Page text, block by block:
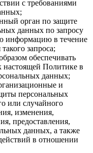
с требованиями
орган по защите
данных по запросу
информацию в течение
запроса;
обеспечивать
настоящей Политике в
данных;
и
персональных
или случайного
изменения,
предоставления,
данных, а также
в отношении